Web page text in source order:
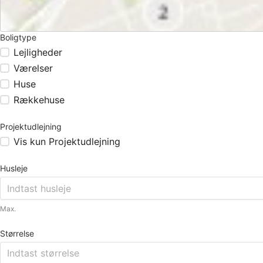
Boligtype
Lejligheder
Værelser
Huse
Rækkehuse
Projektudlejning
Vis kun Projektudlejning
Husleje
Max.
Størrelse